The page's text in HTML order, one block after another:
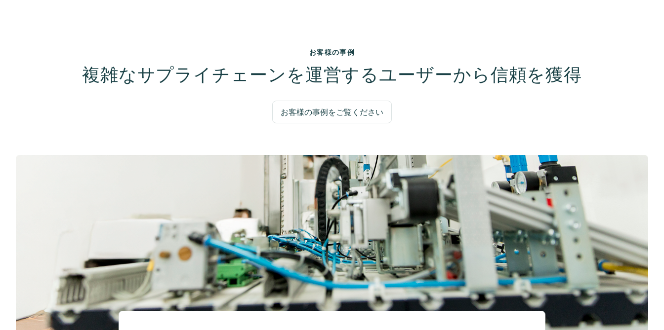
お客様の事例
複雑なサプライチェーンを運営するユーザーから信頼を獲得
お客様の事例をご覧ください